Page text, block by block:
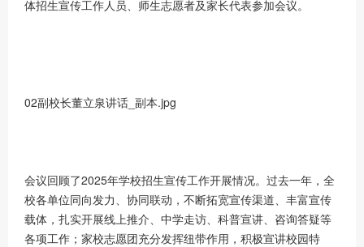
体招生宣传工作人员、师生志愿者及家长代表参加会议。
02副校长董立泉讲话_副本.jpg
会议回顾了2025年学校招生宣传工作开展情况。过去一年，全
校各单位同向发力、协同联动，不断拓宽宣传渠道、丰富宣传
载体，扎实开展线上推介、中学走访、科普宣讲、咨询答疑等
各项工作；家校志愿团充分发挥纽带作用，积极宣讲校园特